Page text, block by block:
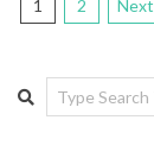
1 2 Next
Search